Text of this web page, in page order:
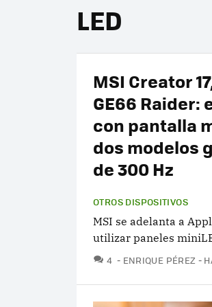
LED
MSI Creator
GE66
con pantalla
dos modelos
de 300 Hz
OTROS DISPOSITIVOS
MSI se adelanta a
utilizar paneles
4 COMENTARIOS
ENRIQUE PÉREZ